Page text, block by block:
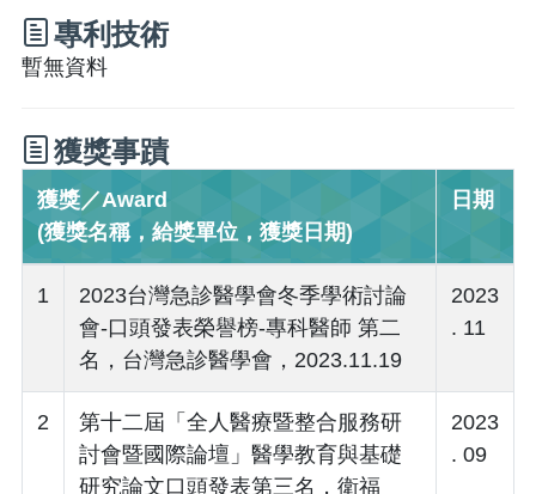
專利技術
暫無資料
獲獎事蹟
獲獎／Award
(獲獎名稱，給獎單位，獲獎日期)
日期
1
2023台灣急診醫學會冬季學術討論
會-口頭發表榮譽榜-專科醫師 第二
名，台灣急診醫學會，2023.11.19
2023
. 11
2
第十二屆「全人醫療暨整合服務研
討會暨國際論壇」醫學教育與基礎
研究論文口頭發表第三名，衛福
2023
. 09